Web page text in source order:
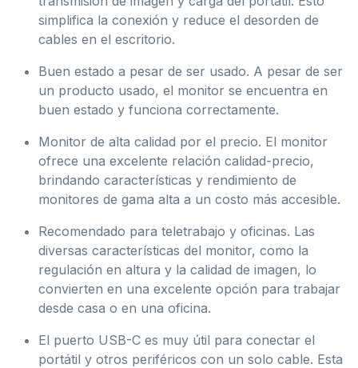
simplifica la conexión y reduce el desorden de
cables en el escritorio.
Buen estado a pesar de ser usado. A pesar de ser
un producto usado, el monitor se encuentra en
buen estado y funciona correctamente.
Monitor de alta calidad por el precio. El monitor
ofrece una excelente relación calidad-precio,
brindando características y rendimiento de
monitores de gama alta a un costo más accesible.
Recomendado para teletrabajo y oficinas. Las
diversas características del monitor, como la
regulación en altura y la calidad de imagen, lo
convierten en una excelente opción para trabajar
desde casa o en una oficina.
El puerto USB-C es muy útil para conectar el
portátil y otros periféricos con un solo cable. Esta